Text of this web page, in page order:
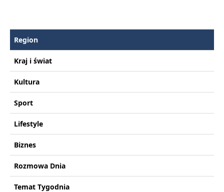
Region
Kraj i świat
Kultura
Sport
Lifestyle
Biznes
Rozmowa Dnia
Temat Tygodnia